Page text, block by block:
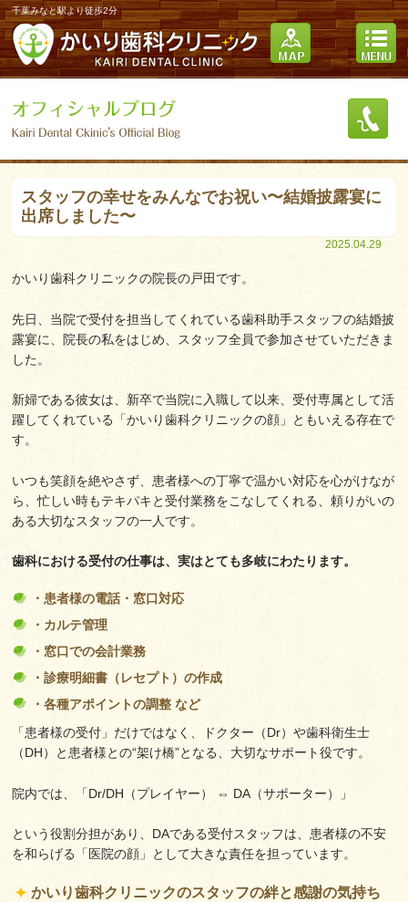
千葉みなと駅より徒歩2分
スタッフの幸せをみんなでお祝い〜結婚披露宴に
出席しました〜
2025.04.29
かいり歯科クリニックの院長の戸田です。
先日、当院で受付を担当してくれている歯科助手スタッフの結婚披
露宴に、院長の私をはじめ、スタッフ全員で参加させていただきま
した。
新婦である彼女は、新卒で当院に入職して以来、受付専属として活
躍してくれている「かいり歯科クリニックの顔」ともいえる存在で
す。
いつも笑顔を絶やさず、患者様への丁寧で温かい対応を心がけなが
ら、忙しい時もテキパキと受付業務をこなしてくれる、頼りがいの
ある大切なスタッフの一人です。
歯科における受付の仕事は、実はとても多岐にわたります。
・患者様の電話・窓口対応
・カルテ管理
・窓口での会計業務
・診療明細書（レセプト）の作成
・各種アポイントの調整 など
「患者様の受付」だけではなく、ドクター（Dr）や歯科衛生士
（DH）と患者様との“架け橋”となる、大切なサポート役です。
院内では、 「Dr/DH（プレイヤー） ⇔ DA（サポーター）」
という役割分担があり、DAである受付スタッフは、患者様の不安
を和らげる「医院の顔」として大きな責任を担っています。
かいり歯科クリニックのスタッフの絆と感謝の気持ち